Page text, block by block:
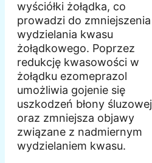
wyściółki żołądka, co
prowadzi do zmniejszenia
wydzielania kwasu
żołądkowego. Poprzez
redukcję kwasowości w
żołądku ezomeprazol
umożliwia gojenie się
uszkodzeń błony śluzowej
oraz zmniejsza objawy
związane z nadmiernym
wydzielaniem kwasu.